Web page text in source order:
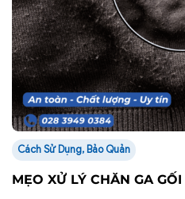
Cách Sử Dụng, Bảo Quản
MẸO XỬ LÝ CHĂN GA